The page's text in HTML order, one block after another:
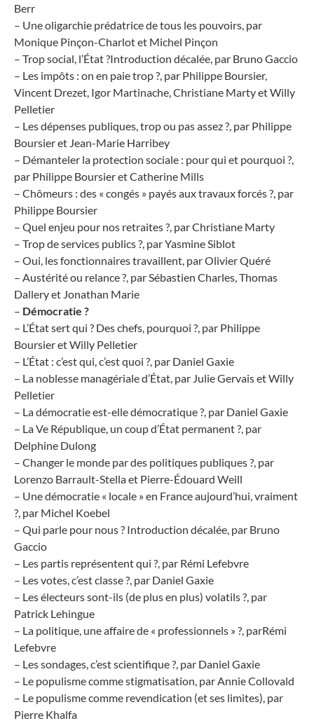
Berr
– Une oligarchie prédatrice de tous les pouvoirs, par
Monique Pinçon-Charlot et Michel Pinçon
– Trop social, l’État ?Introduction décalée, par Bruno Gaccio
– Les impôts : on en paie trop ?, par Philippe Boursier,
Vincent Drezet, Igor Martinache, Christiane Marty et Willy
Pelletier
– Les dépenses publiques, trop ou pas assez ?, par Philippe
Boursier et Jean-Marie Harribey
– Démanteler la protection sociale : pour qui et pourquoi ?,
par Philippe Boursier et Catherine Mills
– Chômeurs : des « congés » payés aux travaux forcés ?, par
Philippe Boursier
– Quel enjeu pour nos retraites ?, par Christiane Marty
– Trop de services publics ?, par Yasmine Siblot
– Oui, les fonctionnaires travaillent, par Olivier Quéré
– Austérité ou relance ?, par Sébastien Charles, Thomas
Dallery et Jonathan Marie
– Démocratie ?
– L’État sert qui ? Des chefs, pourquoi ?, par Philippe
Boursier et Willy Pelletier
– L’État : c’est qui, c’est quoi ?, par Daniel Gaxie
– La noblesse managériale d’État, par Julie Gervais et Willy
Pelletier
– La démocratie est-elle démocratique ?, par Daniel Gaxie
– La Ve République, un coup d’État permanent ?, par
Delphine Dulong
– Changer le monde par des politiques publiques ?, par
Lorenzo Barrault-Stella et Pierre-Édouard Weill
– Une démocratie « locale » en France aujourd’hui, vraiment
?, par Michel Koebel
– Qui parle pour nous ? Introduction décalée, par Bruno
Gaccio
– Les partis représentent qui ?, par Rémi Lefebvre
– Les votes, c’est classe ?, par Daniel Gaxie
– Les électeurs sont-ils (de plus en plus) volatils ?, par
Patrick Lehingue
– La politique, une affaire de « professionnels » ?, parRémi
Lefebvre
– Les sondages, c’est scientifique ?, par Daniel Gaxie
– Le populisme comme stigmatisation, par Annie Collovald
– Le populisme comme revendication (et ses limites), par
Pierre Khalfa